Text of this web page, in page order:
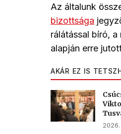
Az általunk
bizottsága
rálátással bíró,
alapján erre
AKÁR EZ IS